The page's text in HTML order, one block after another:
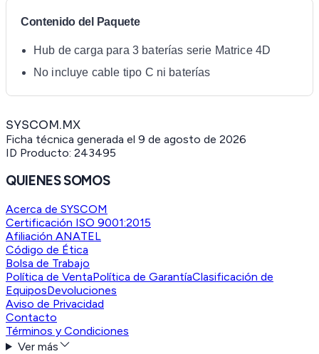
Contenido del Paquete
Hub de carga para 3 baterías serie Matrice 4D
No incluye cable tipo C ni baterías
SYSCOM.MX
Ficha técnica generada el 9 de agosto de 2026
ID Producto: 243495
QUIENES SOMOS
Acerca de SYSCOM
Certificación ISO 9001:2015
Afiliación ANATEL
Código de Ética
Bolsa de Trabajo
Política de VentaPolítica de GarantíaClasificación de
EquiposDevoluciones
Aviso de Privacidad
Contacto
Términos y Condiciones
Ver más